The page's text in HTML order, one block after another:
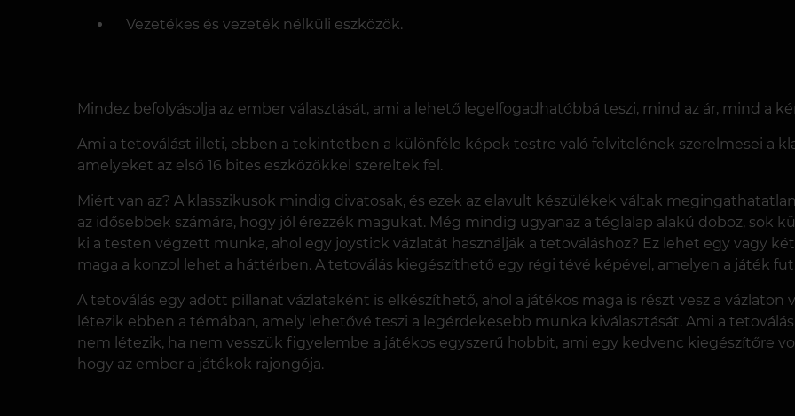
Vezetékes és vezeték nélküli eszközök.
Mindez befolyásolja az ember választását, ami a lehető legelfogadhatóbbá teszi, mind az ár, mind a
Ami a tetoválást illeti, ebben a tekintetben a különféle képek testre való felvitelének szerelmesei a
amelyeket az első 16 bites eszközökkel szereltek fel.
Miért van az? A klasszikusok mindig divatosak, és ezek az elavult készülékek váltak
az idősebbek számára, hogy jól érezzék magukat. Még mindig ugyanaz a téglalap alakú doboz, sok
ki a testen végzett munka, ahol egy joystick vázlatát használják a tetováláshoz? Ez lehet egy vagy
maga a konzol lehet a háttérben. A tetoválás kiegészíthető egy régi tévé képével, amelyen a játék fut.
A tetoválás egy adott pillanat vázlataként is elkészíthető, ahol a játékos maga is részt vesz a vázlaton
létezik ebben a témában, amely lehetővé teszi a legérdekesebb munka kiválasztását. Ami a
nem létezik, ha nem vesszük figyelembe a játékos egyszerű hobbit, ami egy kedvenc kiegészítőre
hogy az ember a játékok rajongója.